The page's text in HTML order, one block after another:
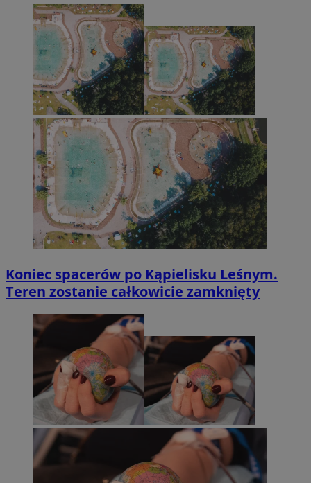
Koniec spacerów po Kąpielisku Leśnym.
Teren zostanie całkowicie zamknięty